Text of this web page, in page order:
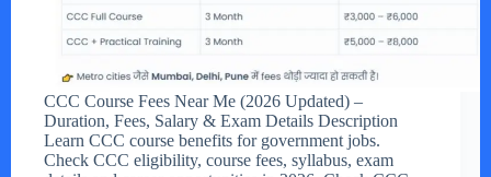
CCC Course Fees Near Me (2026 Updated) –
Duration, Fees, Salary & Exam Details Description
Learn CCC course benefits for government jobs.
Check CCC eligibility, course fees, syllabus, exam